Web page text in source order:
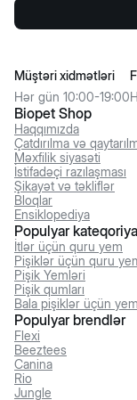
Biopet Shop
Haqqımızda
Çatdırılma və
Məxfilik siyasəti
İstifadəçi razılaşması
Şikayət və təkliflər
Bloqlar
Ensiklopediya
Müştəri xidmətləri
Hər gün 10:00-19:00
Populyar
İtlər üçün quru yem
Pişiklər üçün quru
Pişik Yemləri
Pişik qumları
Bala pişiklər üçün yem
Populyar brendlər
Flexi
Beeztees
Canina
Rio
Jungle